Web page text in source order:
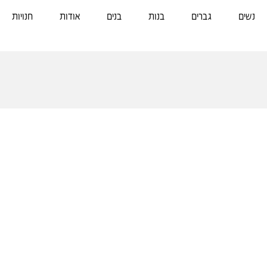
נשים גברים בנות בנים אודות חנויות